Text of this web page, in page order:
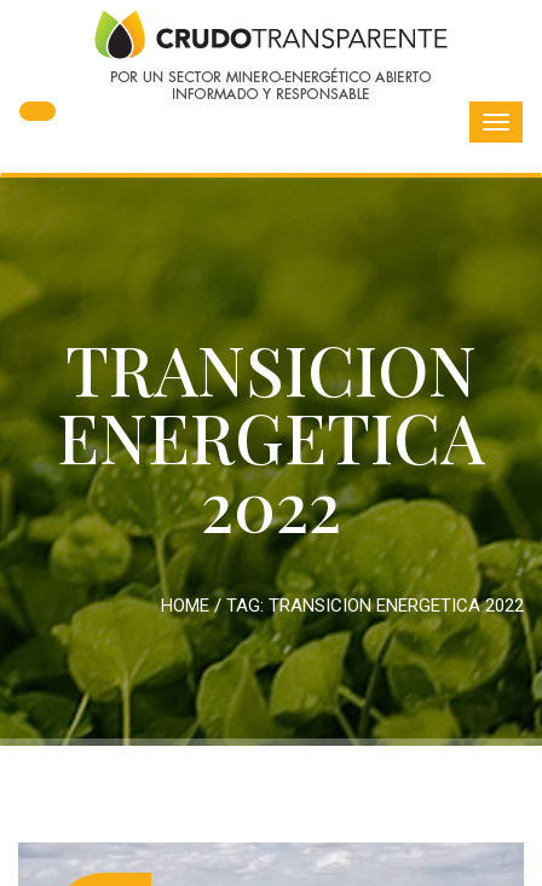
TRANSICION
ENERGETICA
2022
HOME/ TAG: TRANSICION ENERGETICA 2022